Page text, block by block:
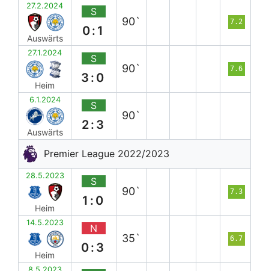
27.2.2024
Auswärts
S
0:1
90` 7.2
27.1.2024
Heim
S
3:0
90` 7.6
6.1.2024
Auswärts
S
2:3
90`
Premier League 2022/2023
28.5.2023
Heim
S
1:0
90` 7.3
14.5.2023
Heim
N
0:3
35` 6.7